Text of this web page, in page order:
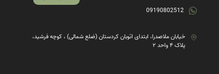
09190802512
خیابان ملاصدرا، ابتدای اتوبان کردستان (ضلع شمالی) ، کوچه فرشید،
پلاک ۴ واحد ۲